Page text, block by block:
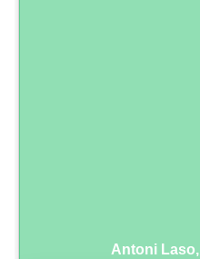
Antoni